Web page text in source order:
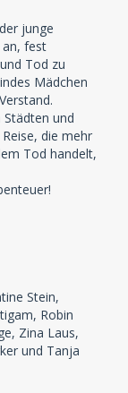
junge
fest
Tod zu
Mädchen
und
die mehr
Tod handelt,
Stein,
Robin
Zina Laus,
und Tanja